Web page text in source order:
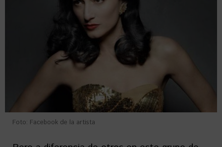
Foto: Facebook de la artista